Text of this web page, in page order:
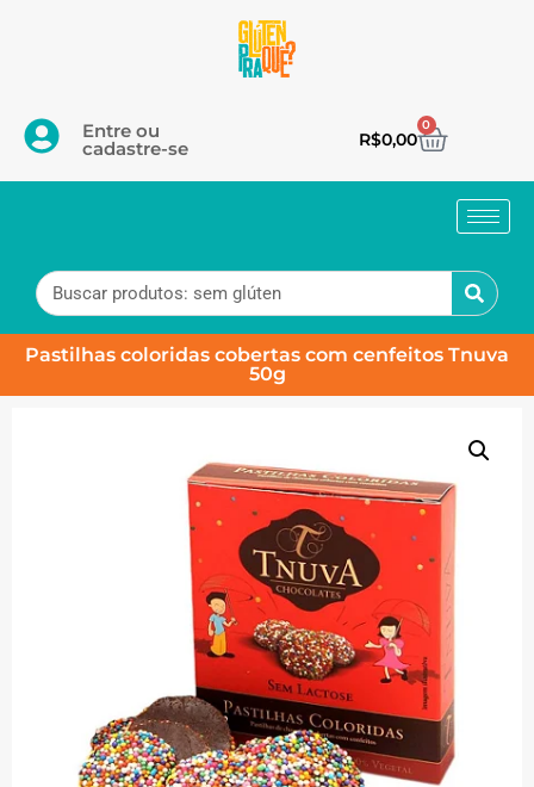
Entre ou
cadastre-se R$0,00
0
Pastilhas coloridas cobertas com cenfeitos Tnuva
50g